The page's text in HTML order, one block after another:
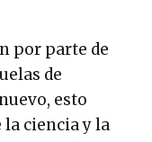
por parte de
de
esto
ciencia y la